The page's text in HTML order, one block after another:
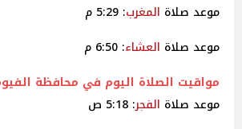
موعد صلاة المغرب: 5:29 م
موعد صلاة العشاء: 6:50 م
مواقيت الصلاة اليوم في محافظة
موعد صلاة الفجر: 5:18 ص